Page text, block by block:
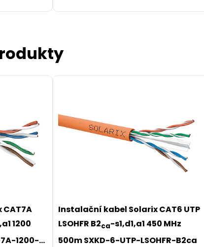
10m
10MB
Patch kabel CAT6 UTP PVC 10m
žlutý snag-proof C6-114YE-10MB
žlutý.
1200
1200-
Instalační kabel Solarix CAT6 UTP
LSOHFR B2ca-s1,d1,a1 450 MHz
500m SXKD-6-UTP-LSOHFR-B2ca